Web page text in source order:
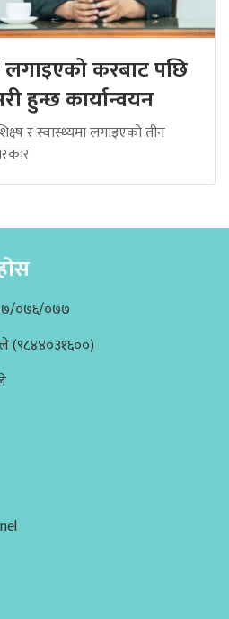
लगाइएको करबाट पछि
हुन्छ कार्यान्वयन
र स्वास्थ्यमा लगाइएको तीन
०७६/०७७
(९८४४०३१६००)